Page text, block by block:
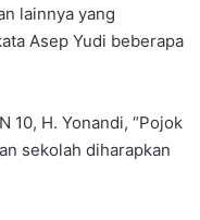
lainnya yang
Asep Yudi beberapa
10, H. Yonandi, “Pojok
sekolah diharapkan